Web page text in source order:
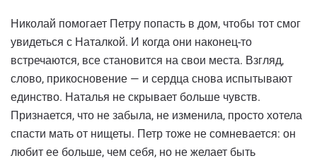
Николай помогает Петру попасть в дом, чтобы тот смог
увидеться с Наталкой. И когда они наконец-то
встречаются, все становится на свои места. Взгляд,
слово, прикосновение — и сердца снова испытывают
единство. Наталья не скрывает больше чувств.
Признается, что не забыла, не изменила, просто хотела
спасти мать от нищеты. Петр тоже не сомневается: он
любит ее больше, чем себя, но не желает быть